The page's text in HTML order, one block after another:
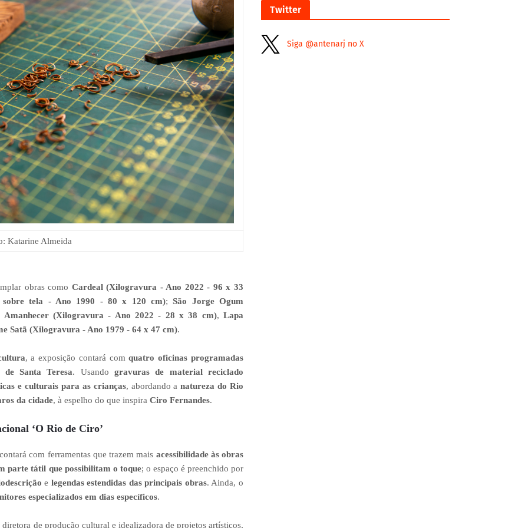
Katarine Almeida
obras como Cardeal (Xilogravura - Ano 2022 - 96 x 33
sobre tela - Ano 1990 - 80 x 120 cm);São Jorge Ogum
Amanhecer (Xilogravura - Ano 2022 - 28 x 38 cm),Lapa
Satã (Xilogravura - Ano 1979 - 64 x 47 cm).
, a exposição contará comquatro oficinas programadas
Santa Teresa. Usando gravuras de material reciclado
e culturais para as crianças, abordando anatureza do Rio
da cidade, à espelho do que inspira Ciro Fernandes.
‘O Rio de Ciro’
com ferramentas que trazem mais acessibilidade às obras
parte tátil que possibilitam o toque; o espaço é preenchido por
e legendas estendidas das principais obras. Ainda, o
especializados em dias específicos.
diretora de produção cultural e idealizadora de projetos artísticos,
Twitter
Siga @antenarj no X